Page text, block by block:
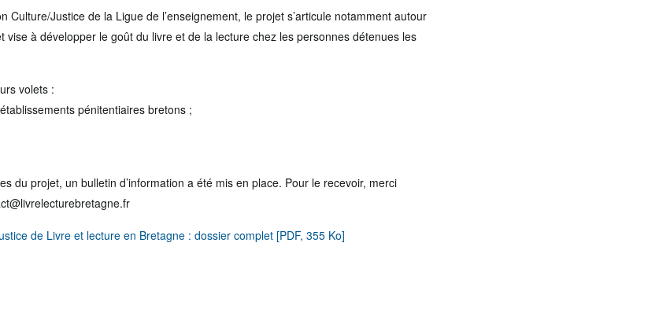
Culture/Justice de la Ligue de l’enseignement, le projet s’articule notamment autour
vise à développer le goût du livre et de la lecture chez les personnes détenues les
volets :
pénitentiaires bretons ;
du projet, un bulletin d’information a été mis en place. Pour le recevoir, merci
de Livre et lecture en Bretagne : dossier complet [PDF, 355 Ko]